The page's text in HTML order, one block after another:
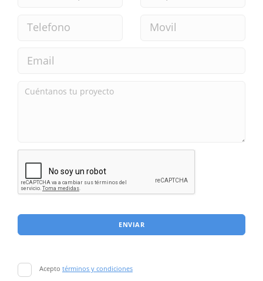
ENVIAR
Acepto términos y condiciones